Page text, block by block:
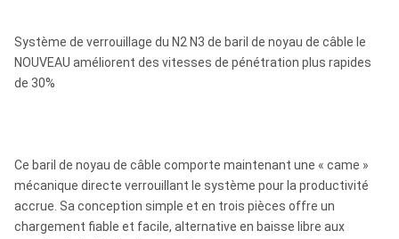
Système de verrouillage du N2 N3 de baril de noyau de câble le
NOUVEAU améliorent des vitesses de pénétration plus rapides
de 30%
Ce baril de noyau de câble comporte maintenant une « came »
mécanique directe verrouillant le système pour la productivité
accrue. Sa conception simple et en trois pièces offre un
chargement fiable et facile, alternative en baisse libre aux